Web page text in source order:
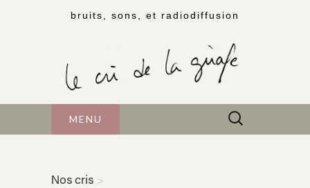
bruits, sons, et radiodiffusion
MENU Rechercher :
Nos cris >